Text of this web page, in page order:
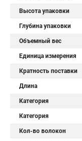
Высота упаковки
Глубина упаковки
Объемный вес
Единица измерения
Кратность поставки
Длина
Категория
Категория
Кол-во волокон